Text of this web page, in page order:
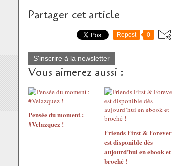
Partager cet article
Repost 0
S'inscrire à la newsletter
Vous aimerez aussi :
Pensée du moment :
#Velazquez !
Friends First & Forever
est disponible dès
aujourd’hui en ebook et
broché !